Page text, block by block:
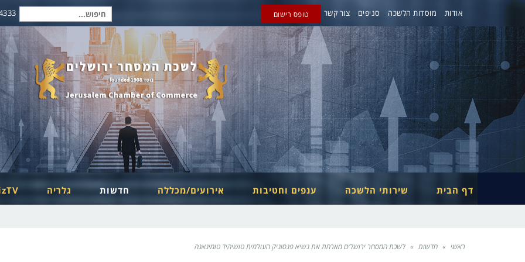
אודות מוסדות הלשכה סניפים צור קשר טופס רישום חיפוש
עבור:
דף הבית שירותי הלשכה ענפים וחטיבות אירועים/מכללה חדשות גלריה
ראשי » חדשות » לשכת המסחר ירושלים מארחת את נשיא פנסוניק העולמית טושיהיד טומינאגה